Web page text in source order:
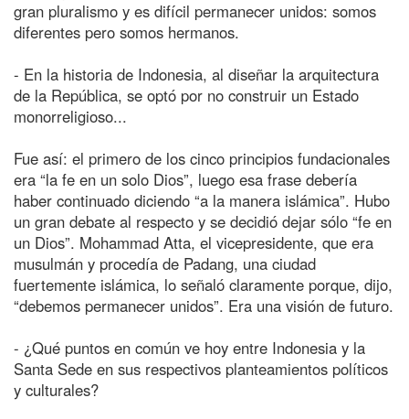
gran pluralismo y es difícil permanecer unidos: somos
diferentes pero somos hermanos.
- En la historia de Indonesia, al diseñar la arquitectura
de la República, se optó por no construir un Estado
monorreligioso...
Fue así: el primero de los cinco principios fundacionales
era “la fe en un solo Dios”, luego esa frase debería
haber continuado diciendo “a la manera islámica”. Hubo
un gran debate al respecto y se decidió dejar sólo “fe en
un Dios”. Mohammad Atta, el vicepresidente, que era
musulmán y procedía de Padang, una ciudad
fuertemente islámica, lo señaló claramente porque, dijo,
“debemos permanecer unidos”. Era una visión de futuro.
- ¿Qué puntos en común ve hoy entre Indonesia y la
Santa Sede en sus respectivos planteamientos políticos
y culturales?